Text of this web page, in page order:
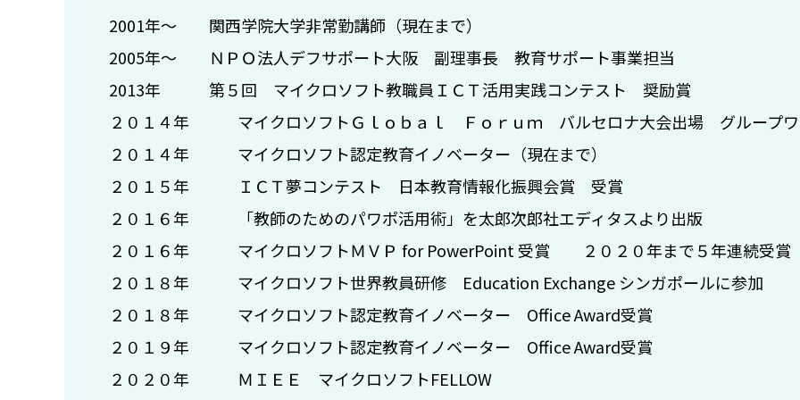
2001年～ 関西学院大学非常勤講師（現在まで）
2005年～ ＮＰＯ法人デフサポート大阪 副理事長 教育サポート事業担当
2013年 第５回 マイクロソフト教職員ＩＣＴ活用実践コンテスト 奨励賞
２０１４年 マイクロソフトＧｌｏｂａｌ Ｆｏｒｕｍ バルセロナ大会出場 グループワ
２０１４年 マイクロソフト認定教育イノベーター（現在まで）
２０１５年 ＩＣＴ夢コンテスト 日本教育情報化振興会賞 受賞
２０１６年 「教師のためのパワポ活用術」を太郎次郎社エディタスより出版
２０１６年 マイクロソフトＭＶＰ for PowerPoint 受賞 ２０２０年まで５年連続受賞
２０１８年 マイクロソフト世界教員研修 Education Exchange シンガポールに参加
２０１８年 マイクロソフト認定教育イノベーター Office Award受賞
２０１９年 マイクロソフト認定教育イノベーター Office Award受賞
２０２０年 ＭＩＥＥ マイクロソフトFELLOW